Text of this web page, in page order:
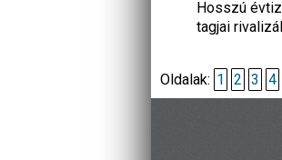
Hosszú
tagjai
Oldalak: 1 2 3 4